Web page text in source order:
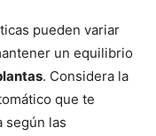
pueden variar
un equilibrio
. Considera la
que te
según las